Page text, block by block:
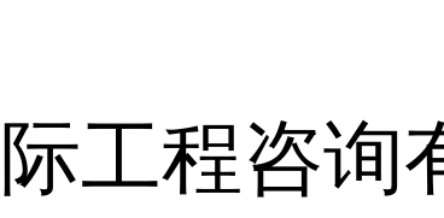
工程咨询